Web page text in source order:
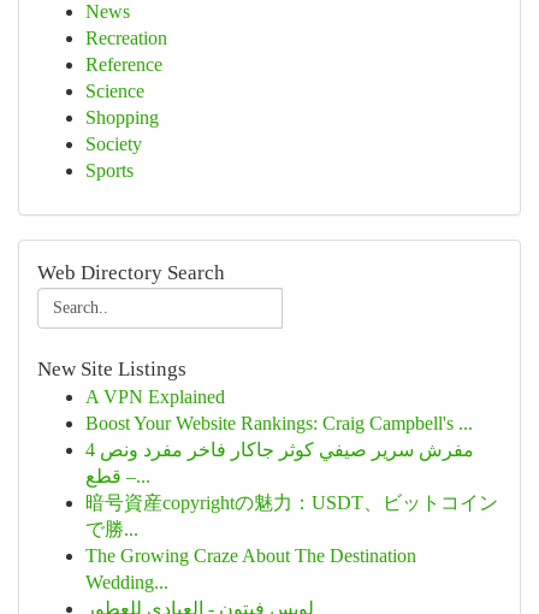
News
Recreation
Reference
Science
Shopping
Society
Sports
Web Directory Search
New Site Listings
A VPN Explained
Boost Your Website Rankings: Craig Campbell's ...
مفرش سرير صيفي كوثر جاكار فاخر مفرد ونص 4
قطع –...
暗号資産copyrightの魅力：USDT、ビットコイン
で勝...
The Growing Craze About The Destination
Wedding...
لويس فيتون - العبادي للعطور